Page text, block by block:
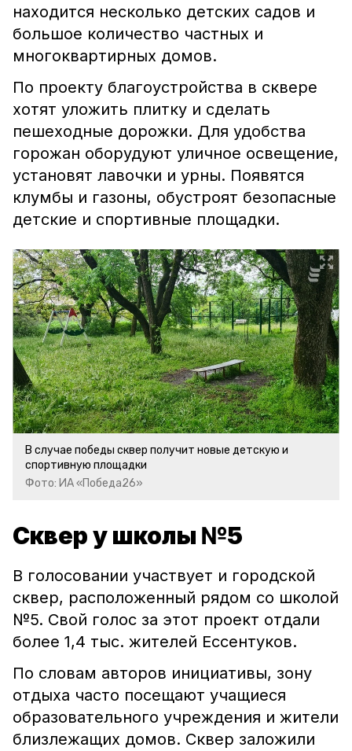
находится несколько детских садов и
большое количество частных и
многоквартирных домов.
По проекту благоустройства в сквере
хотят уложить плитку и сделать
пешеходные дорожки. Для удобства
горожан оборудуют уличное освещение,
установят лавочки и урны. Появятся
клумбы и газоны, обустроят безопасные
детские и спортивные площадки.
В случае победы сквер получит новые детскую и
спортивную площадки
Фото: ИА «Победа26»
Сквер у школы №5
В голосовании участвует и городской
сквер, расположенный рядом со школой
№5. Свой голос за этот проект отдали
более 1,4 тыс. жителей Ессентуков.
По словам авторов инициативы, зону
отдыха часто посещают учащиеся
образовательного учреждения и жители
близлежащих домов. Сквер заложили